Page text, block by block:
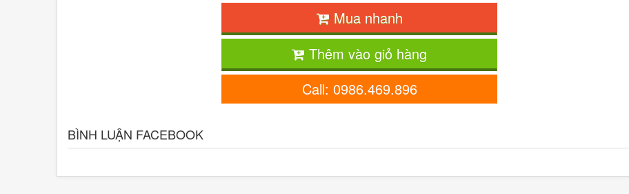
Mua nhanh
Thêm vào giỏ hàng
Call: 0986.469.896
BÌNH LUẬN FACEBOOK